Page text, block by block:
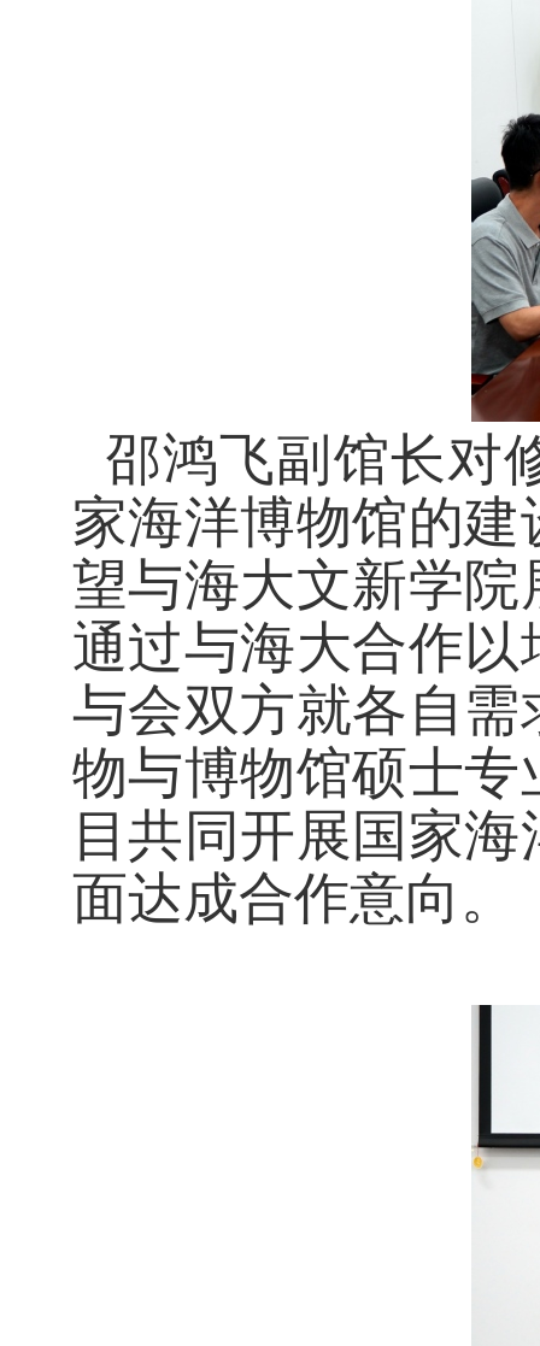
邵鸿飞副馆长对
家海洋博物馆的
望与海大文新学
通过与海大合作
与会双方就各自
物与博物馆硕士
目共同开展国家
面达成合作意向。